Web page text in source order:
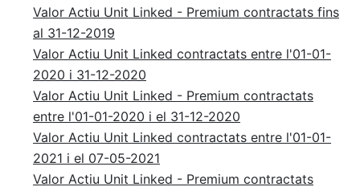
Valor Actiu Unit Linked - Premium contractats fins
al 31-12-2019
Valor Actiu Unit Linked contractats entre l'01-01-
2020 i 31-12-2020
Valor Actiu Unit Linked - Premium contractats
entre l'01-01-2020 i el 31-12-2020
Valor Actiu Unit Linked contractats entre l'01-01-
2021 i el 07-05-2021
Valor Actiu Unit Linked - Premium contractats